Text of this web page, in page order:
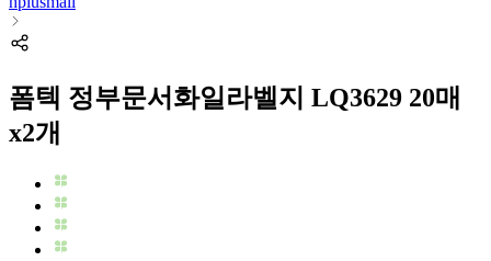
폼텍 정부문서화일라벨지 LQ3629 20매
x2개